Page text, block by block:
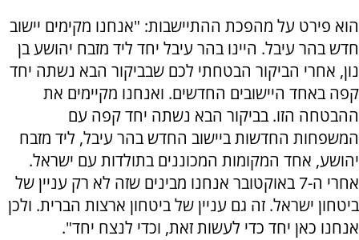
הוא פירט על מהפכת ההתיישבות: "אנחנו מקימים יישוב
חדש בהר עיבל. היינו בהר עיבל יחד ליד מזבח יהושע בן
נון, אחרי הביקור הבטחתי לכם שבביקור הבא נשתה יחד
קפה באחד היישובים החדשים. ואנחנו מקיימים את
ההבטחה הזו. בביקור הבא נשתה יחד קפה עם
המשפחות החדשות ביישוב החדש בהר עיבל, ליד מזבח
יהושע, אחד המקומות המכוננים בתולדות עם ישראל.
אחרי ה-7 באוקטובר אנחנו מבינים שזה לא רק עניין של
ביטחון ישראל. זה גם עניין של ביטחון ארצות הברית. ולכן
אנחנו כאן יחד כדי לעשות זאת, וכדי לנצח יחד".